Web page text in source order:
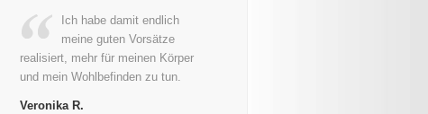
Ich habe damit endlich
meine guten Vorsätze
realisiert, mehr für meinen Körper
und mein Wohlbefinden zu tun.
Veronika R.